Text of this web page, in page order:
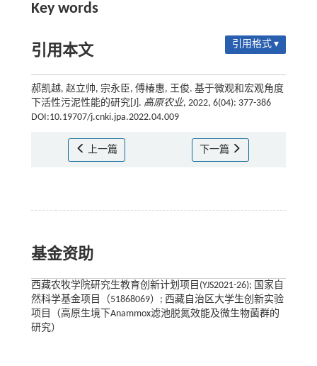
Key words
引用本文 引用格式 ▾
郝凯越, 赵立帅, 宗永臣, 傅椿惠, 王俊. 基于微观和宏观角度
下活性污泥性能的研究[J]. 高原农业, 2022, 6(04): 377-386
DOI:10.19707/j.cnki.jpa.2022.04.009
上一篇 下一篇
基金资助
西藏农牧学院研究生教育创新计划项目(YJS2021-26); 国家自
然科学基金项目（51868069）; 西藏自治区大学生创新实验
项目（高原生境下Anammox滤池脱氮效能及微生物菌群的
研究）